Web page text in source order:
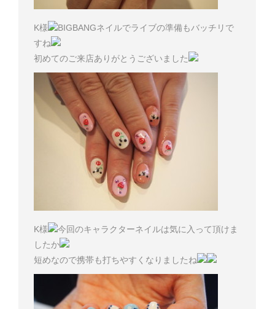
K様
BIGBANGネイルでライブの準備もバッチリで
すね
初めてのご来店ありがとうございました
K様
今回のキャラクターネイルは気に入って頂けま
したか
短めなので携帯も打ちやすくなりましたね